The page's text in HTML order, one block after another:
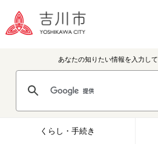
あなたの知りたい情報を入力して
くらし・手続き